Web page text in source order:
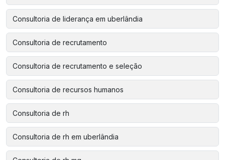
Consultoria de liderança em uberlândia
Consultoria de recrutamento
Consultoria de recrutamento e seleção
Consultoria de recursos humanos
Consultoria de rh
Consultoria de rh em uberlândia